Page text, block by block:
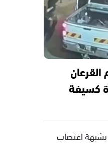
كسيفة
بشبهة اغتصاب